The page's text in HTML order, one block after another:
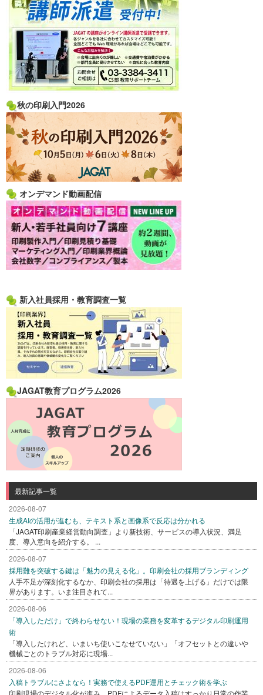
秋の印刷入門2026
オンデマンド動画配信
新入社員採用・教育調査一覧
JAGAT教育プログラム2026
最新記事一覧
2026-08-07
生成AIの活用が進むも、テキスト系と画像系で反応は分かれる
「JAGAT印刷産業経営動向調査」より新技術、サービスの導入状況、満足
度、導入意向を紹介する。 ...
2026-08-07
採用難を突破する鍵は「魅力の見える化」。印刷会社の採用ブランディング
人手不足が深刻化するなか、印刷会社の採用は「待遇を上げる」だけでは限
界があります。いま注目されて...
2026-08-06
「導入しただけ」で終わらせない！現場の業務を変革するデジタル印刷運用
術
「導入したけれど、いまいち使いこなせていない」「オフセットとの違いや
機械ごとのトラブル対応に現場...
2026-08-06
入稿トラブルにさよなら！実務で使えるPDF運用とチェック術を学ぶ